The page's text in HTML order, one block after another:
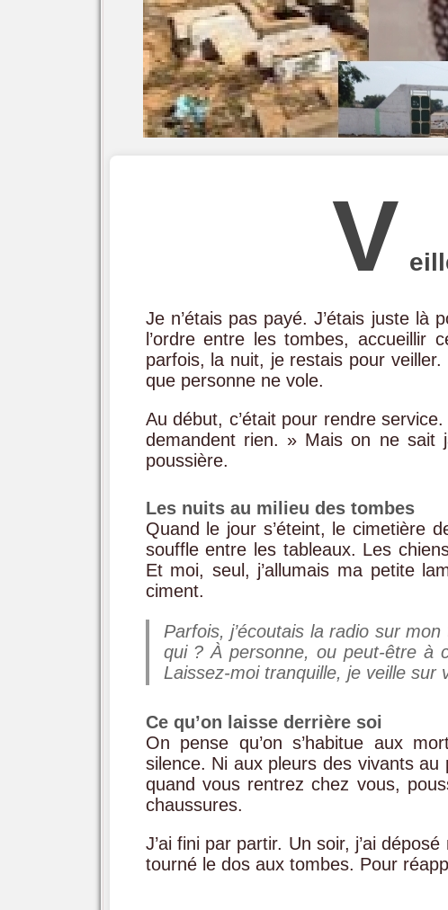
V
Je n’étais pas payé. J’étais juste là
l’ordre entre les tombes, accueillir
parfois, la nuit, je restais pour
que personne ne vole.
Au début, c’était pour rendre
demandent rien. » Mais on ne sait
poussière.
Les nuits au milieu des tombes
Quand le jour s’éteint, le cimetière
souffle entre les tableaux. Les
Et moi, seul, j’allumais ma petite
ciment.
Parfois, j’écoutais la radio sur
qui ? À personne, ou peut-être à
Laissez-moi tranquille, je veille sur
Ce qu’on laisse derrière soi
On pense qu’on s’habitue aux
silence. Ni aux pleurs des vivants
quand vous rentrez chez vous,
chaussures.
J’ai fini par partir. Un soir, j’ai
tourné le dos aux tombes. Pour